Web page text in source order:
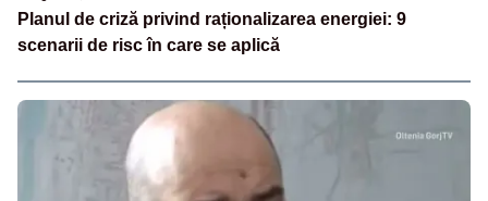
Planul de criză privind raționalizarea energiei: 9
scenarii de risc în care se aplică